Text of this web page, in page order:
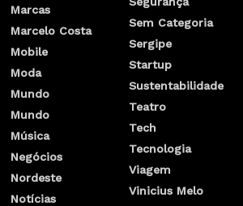
Marcas
Marcelo Costa
Mobile
Moda
Mundo
Mundo
Música
Negócios
Nordeste
Notícias
Sem Categoria
Sergipe
Startup
Sustentabilidade
Teatro
Tech
Tecnologia
Viagem
Vinicius Melo